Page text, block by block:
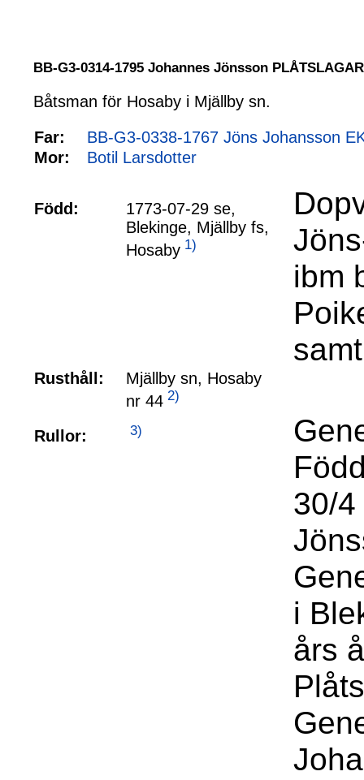
BB-G3-0314-1795 Johannes Jönsson
Båtsman för Hosaby i Mjällby sn.
Far:
BB-G3-0338-1767 Jöns Johansson
Mor:
Botil Larsdotter
Född:
1773-07-29 se,
Blekinge, Mjällby fs,
Hosaby 1)
ibm
Rusthåll:
Mjällby sn, Hosaby
nr 44 2)
Rullor: 3)
30/
i
års